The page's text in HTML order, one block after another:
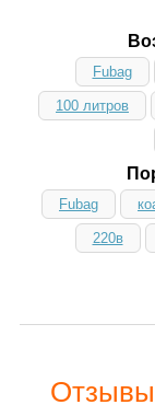
Fubag
100 литров
Fubag
220в
Отзывы